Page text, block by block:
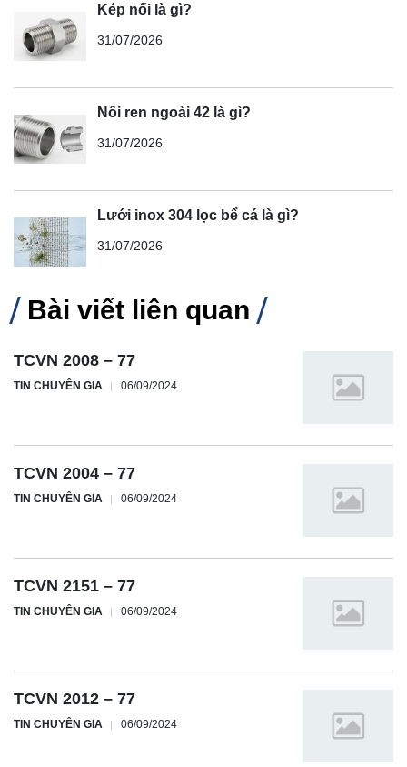
Kép nối là gì?
31/07/2026
Nối ren ngoài 42 là gì?
31/07/2026
Lưới inox 304 lọc bể cá là gì?
31/07/2026
Bài viết liên quan
TCVN 2008 – 77
TIN CHUYÊN GIA 06/09/2024
TCVN 2004 – 77
TIN CHUYÊN GIA 06/09/2024
TCVN 2151 – 77
TIN CHUYÊN GIA 06/09/2024
TCVN 2012 – 77
TIN CHUYÊN GIA 06/09/2024